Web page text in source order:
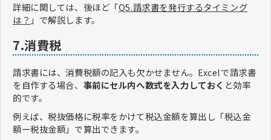
詳細に関しては、後ほど「Q5.請求書を発行するタイミング
は？ 」で解説します。
7.消費税
請求書には、消費税額の記入も欠かせません。Excelで請求書
を自作する場合、 事前にセル内へ数式を入力しておく と効率
的です。
例えば、税抜価格に税率をかけて税込金額を算出し「税込金
額ー税抜金額」で算出できます。